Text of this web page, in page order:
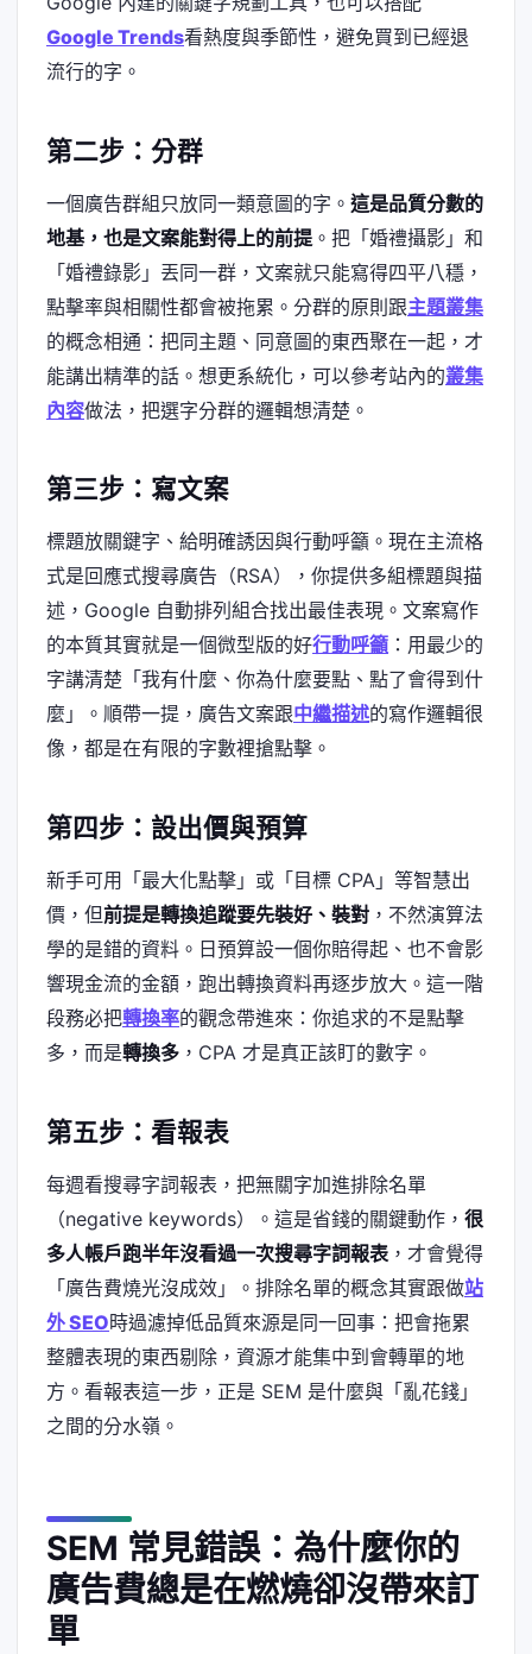
Google Trends看熱度與季節性，避免買到已經退
流行的字。
第二步：分群
一個廣告群組只放同一類意圖的字。 這是品質分數的
地基，也是文案能對得上的前提 。把「婚禮攝影」和
「婚禮錄影」丟同一群，文案就只能寫得四平八穩，
點擊率與相關性都會被拖累。分群的原則跟主題叢集
的概念相通：把同主題、同意圖的東西聚在一起，才
能講出精準的話。想更系統化，可以參考站內的叢集
內容做法，把選字分群的邏輯想清楚。
第三步：寫文案
標題放關鍵字、給明確誘因與行動呼籲。現在主流格
式是回應式搜尋廣告（RSA），你提供多組標題與描
述，Google 自動排列組合找出最佳表現。文案寫作
的本質其實就是一個微型版的好行動呼籲 ：用最少的
字講清楚「我有什麼、你為什麼要點、點了會得到什
麼」。順帶一提，廣告文案跟中繼描述的寫作邏輯很
像，都是在有限的字數裡搶點擊。
第四步：設出價與預算
新手可用「最大化點擊」或「目標 CPA」等智慧出
價，但前提是轉換追蹤要先裝好、裝對 ，不然演算法
學的是錯的資料。日預算設一個你賠得起、也不會影
響現金流的金額，跑出轉換資料再逐步放大。這一階
段務必把轉換率的觀念帶進來：你追求的不是點擊
多，而是轉換多 ，CPA 才是真正該盯的數字。
第五步：看報表
每週看搜尋字詞報表，把無關字加進排除名單
（negative keywords）。這是省錢的關鍵動作， 很
多人帳戶跑半年沒看過一次搜尋字詞報表 ，才會覺得
「廣告費燒光沒成效」。排除名單的概念其實跟做站
外 SEO時過濾掉低品質來源是同一回事：把會拖累
整體表現的東西剔除，資源才能集中到會轉單的地
方。看報表這一步，正是 SEM 是什麼與「亂花錢」
之間的分水嶺。
SEM 常見錯誤：為什麼你的
廣告費總是在燃燒卻沒帶來訂
單